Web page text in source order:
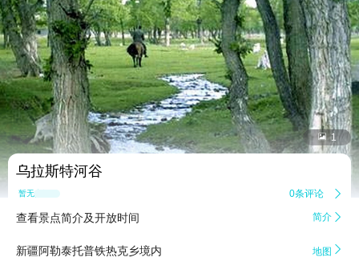
 1
乌拉斯特河谷
暂无点评 0条评论 
查看景点简介及开放时间 简介 
新疆阿勒泰托普铁热克乡境内 地图 
